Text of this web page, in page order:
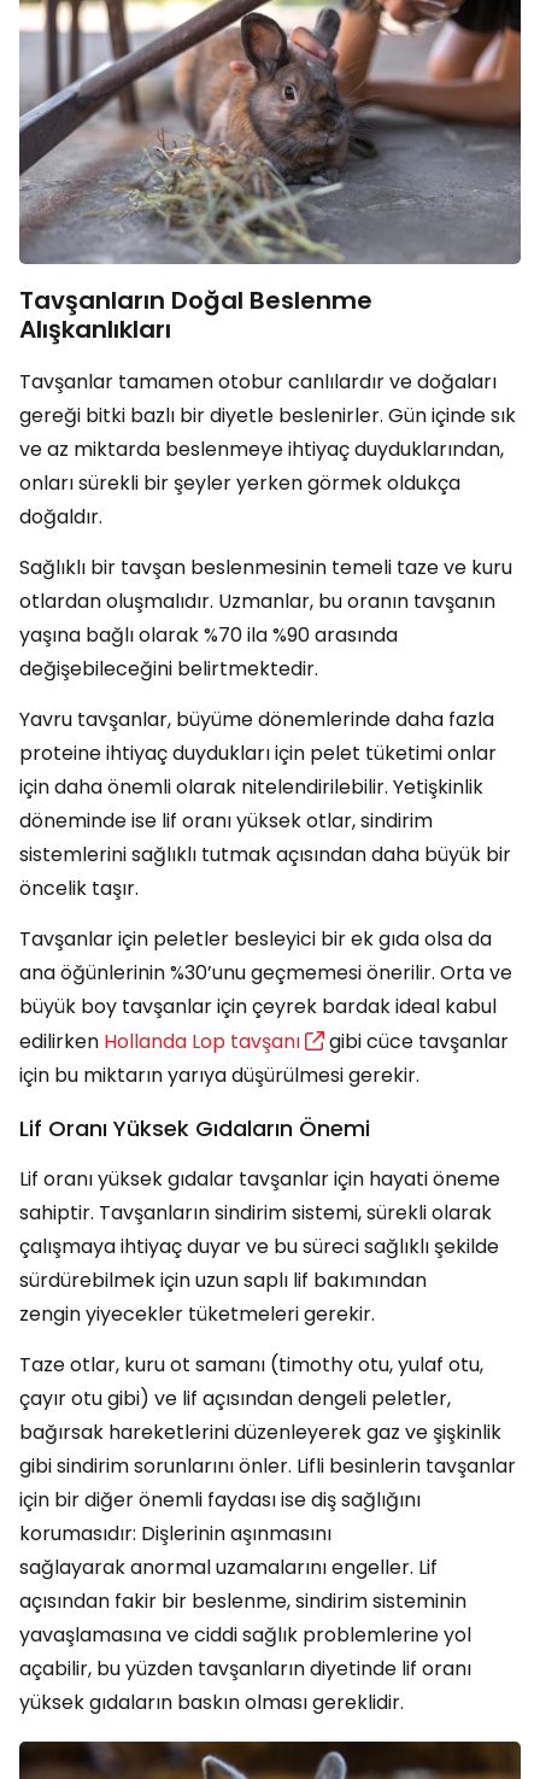
Tavşanların Doğal Beslenme
Alışkanlıkları
Tavşanlar tamamen otobur canlılardır ve doğaları
gereği bitki bazlı bir diyetle beslenirler. Gün içinde sık
ve az miktarda beslenmeye ihtiyaç duyduklarından,
onları sürekli bir şeyler yerken görmek oldukça
doğaldır.
Sağlıklı bir tavşan beslenmesinin temeli taze ve kuru
otlardan oluşmalıdır. Uzmanlar, bu oranın tavşanın
yaşına bağlı olarak %70 ila %90 arasında
değişebileceğini belirtmektedir.
Yavru tavşanlar, büyüme dönemlerinde daha fazla
proteine ihtiyaç duydukları için pelet tüketimi onlar
için daha önemli olarak nitelendirilebilir. Yetişkinlik
döneminde ise lif oranı yüksek otlar, sindirim
sistemlerini sağlıklı tutmak açısından daha büyük bir
öncelik taşır.
Tavşanlar için peletler besleyici bir ek gıda olsa da
ana öğünlerinin %30’unu geçmemesi önerilir. Orta ve
büyük boy tavşanlar için çeyrek bardak ideal kabul
edilirken Hollanda Lop tavşanı
gibi cüce tavşanlar
için bu miktarın yarıya düşürülmesi gerekir.
Lif Oranı Yüksek Gıdaların Önemi
Lif oranı yüksek gıdalar tavşanlar için hayati öneme
sahiptir. Tavşanların sindirim sistemi, sürekli olarak
çalışmaya ihtiyaç duyar ve bu süreci sağlıklı şekilde
sürdürebilmek için uzun saplı lif bakımından
zengin yiyecekler tüketmeleri gerekir.
Taze otlar, kuru ot samanı (timothy otu, yulaf otu,
çayır otu gibi) ve lif açısından dengeli peletler,
bağırsak hareketlerini düzenleyerek gaz ve şişkinlik
gibi sindirim sorunlarını önler. Lifli besinlerin tavşanlar
için bir diğer önemli faydası ise diş sağlığını
korumasıdır: Dişlerinin aşınmasını
sağlayarak anormal uzamalarını engeller. Lif
açısından fakir bir beslenme, sindirim sisteminin
yavaşlamasına ve ciddi sağlık problemlerine yol
açabilir, bu yüzden tavşanların diyetinde lif oranı
yüksek gıdaların baskın olması gereklidir.